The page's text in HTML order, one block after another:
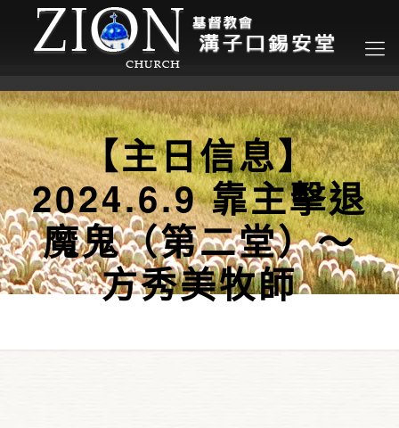
【主日信息】
2024.6.9 靠主擊退
魔鬼（第二堂）～
方秀美牧師